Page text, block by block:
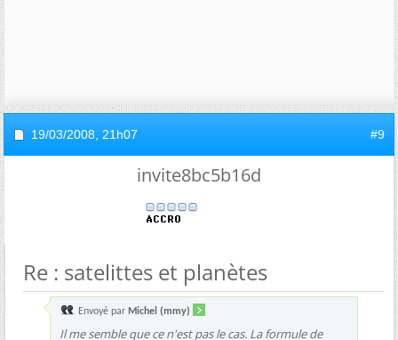
19/03/2008, 21h07 #9
invite8bc5b16d
Re : satelittes et planètes
Envoyé par Michel (mmy)
Il me semble que ce n'est pas le cas. La formule de